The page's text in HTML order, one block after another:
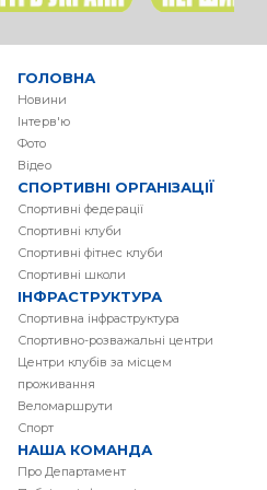
ГОЛОВНА
Новини
Інтерв'ю
Фото
Вiдео
СПОРТИВНІ ОРГАНІЗАЦІЇ
Спортивні федерації
Спортивні клуби
Спортивні фітнес клуби
Спортивні школи
ІНФРАСТРУКТУРА
Спортивна інфраструктура
Спортивно-розважальні центри
Центри клубів за місцем
проживання
Веломаршрути
Спорт
НАША КОМАНДА
Про Департамент